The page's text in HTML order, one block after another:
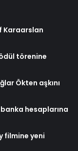
Karaarslan
ödül törenine
Ökten aşkını
banka hesaplarına
filmine yeni